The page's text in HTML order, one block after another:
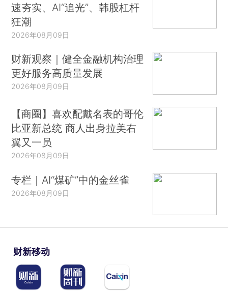
速夯实、AI“追光”、韩股杠杆
狂潮
2026年08月09日
财新观察｜健全金融机构治理
更好服务高质量发展
2026年08月09日
【商圈】喜欢配戴名表的哥伦
比亚新总统 商人出身拉美右
翼又一员
2026年08月09日
专栏｜AI“煤矿”中的金丝雀
2026年08月09日
财新移动